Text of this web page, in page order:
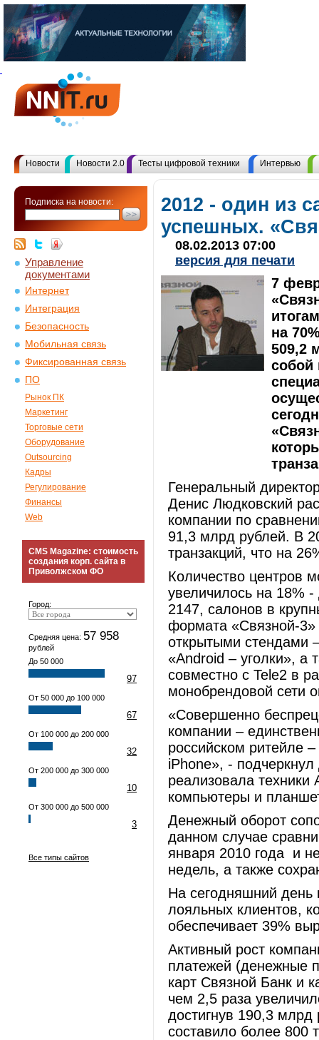
Новости Новости 2.0 Тесты цифровой техники Интервью
Подписка на новости:
Управление
документами
Интернет
Интеграция
Безопасность
Мобильная связь
Фиксированная связь
ПО
Рынок ПК
Маркетинг
Торговые сети
Оборудование
Outsourcing
Кадры
Регулирование
Финансы
Web
CMS Magazine: стоимость
создания корп. сайта в
Приволжском ФО
Город:
Средняя цена: 57 958
рублей
До 50 000
97
От 50 000 до 100 000
67
От 100 000 до 200 000
32
От 200 000 до 300 000
10
От 300 000 до 500 000
3
Все типы сайтов
2012 - один из
успешных.
08.02.2013 07:00
версия для печати
7
на
509,2
собой
Генеральный
Денис Людковский
компании по
91,3 млрд рублей. В
транзакций, что на
Количество центров
увеличилось на 18%
2147, салонов в
формата «Связной-3»
открытыми стендами
«Android – уголки», а
совместно с Tele2 в
монобрендовой сети
«Совершенно
компании –
российском ритейле
iPhone», -
реализовала
компьютеры и
Денежный оборот
данном случае
января 2010 года и
недель, а также
На сегодняшний день
лояльных клиентов,
обеспечивает 39%
Активный рост
платежей (денежные
карт Связной Банк и
чем 2,5 раза
достигнув 190,3
составило более 800